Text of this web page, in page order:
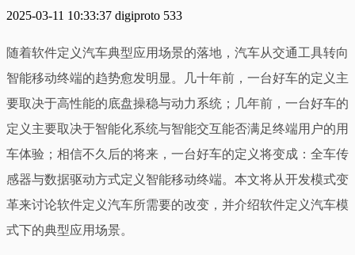
2025-03-11 10:33:37 digiproto 533
随着软件定义汽车典型应用场景的落地，汽车从交通工具转向
智能移动终端的趋势愈发明显。几十年前，一台好车的定义主
要取决于高性能的底盘操稳与动力系统；几年前，一台好车的
定义主要取决于智能化系统与智能交互能否满足终端用户的用
车体验；相信不久后的将来，一台好车的定义将变成：全车传
感器与数据驱动方式定义智能移动终端。本文将从开发模式变
革来讨论软件定义汽车所需要的改变，并介绍软件定义汽车模
式下的典型应用场景。